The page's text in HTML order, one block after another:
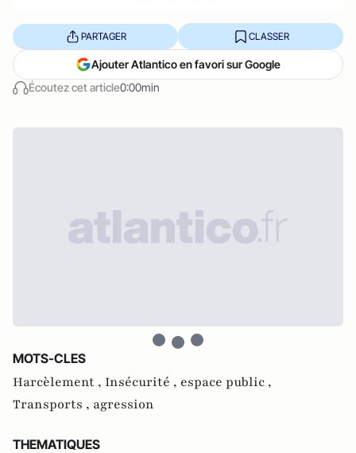
Écoutez cet article0:00min
PARTAGER CLASSER
Ajouter Atlantico en favori sur Google
MOTS-CLES
Harcèlement , Insécurité , espace public ,
Transports , agression
THEMATIQUES